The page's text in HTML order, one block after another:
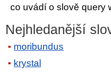
co uvádí o slově query
Nejhledanější
moribundus
krystal